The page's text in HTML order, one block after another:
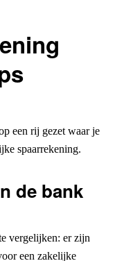
een rij gezet waar je
spaarrekening.
de bank
vergelijken: er zijn
een zakelijke